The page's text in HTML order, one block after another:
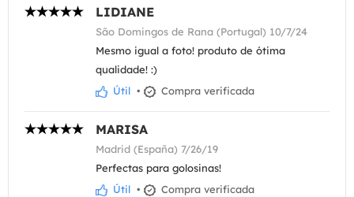
LIDIANE
São Domingos de Rana (Portugal) 10/7/24
Mesmo igual a foto! produto de ótima
qualidade! :)
Útil • Compra verificada
MARISA
Madrid (España) 7/26/19
Perfectas para golosinas!
Útil • Compra verificada